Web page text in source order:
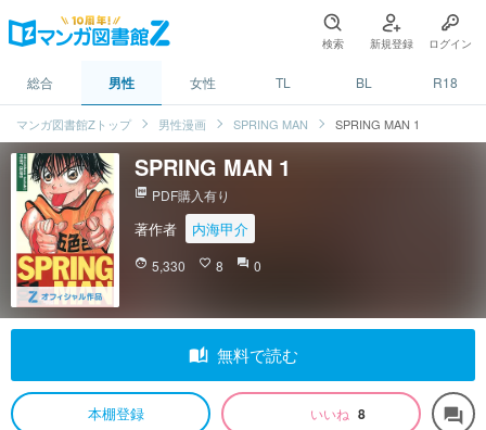
検索 新規登録 ログイン
総合 男性 女性 TL BL R18
マンガ図書館Zトップ 男性漫画 SPRING MAN SPRING MAN 1
SPRING MAN 1
picture_as_pdf PDF購入有り
著作者 内海甲介
face 5,330 favorite_border 8 question_answer 0
auto_stories 無料で読む
本棚登録 いいね 8 forum